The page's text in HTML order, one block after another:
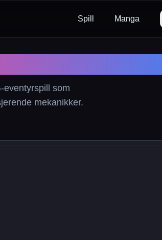
Spill Manga
eventyrspill som
mekanikker.